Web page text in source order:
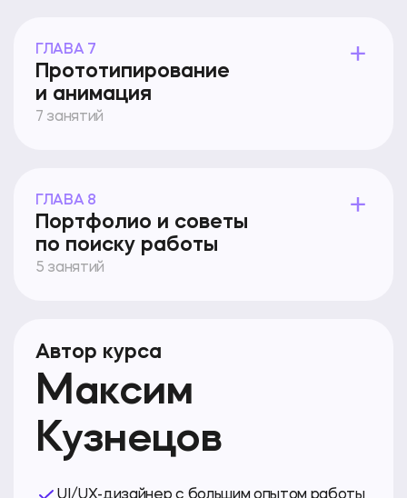
ГЛАВА 7
Прототипирование
и анимация
7 занятий
ГЛАВА 8
Портфолио и советы
по поиску работы
5 занятий
Автор курса
Максим
Кузнецов
UI/UX-дизайнер с большим опытом работы